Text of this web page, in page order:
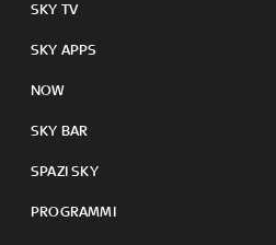
SKY TV
SKY APPS
NOW
SKY BAR
SPAZI SKY
PROGRAMMI